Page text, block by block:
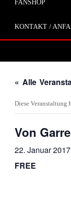
FANSHOP
KONTAKT /
« Alle
Diese Veranstaltung
Von
22. Januar
FREE